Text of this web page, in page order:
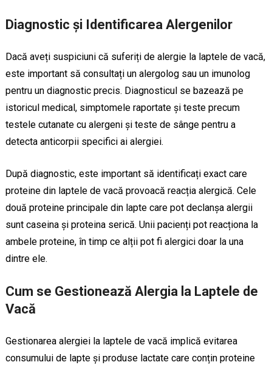
Diagnostic și Identificarea Alergenilor
Dacă aveți suspiciuni că suferiți de alergie la laptele de vacă,
este important să consultați un alergolog sau un imunolog
pentru un diagnostic precis. Diagnosticul se bazează pe
istoricul medical, simptomele raportate și teste precum
testele cutanate cu alergeni și teste de sânge pentru a
detecta anticorpii specifici ai alergiei.
După diagnostic, este important să identificați exact care
proteine din laptele de vacă provoacă reacția alergică. Cele
două proteine principale din lapte care pot declanșa alergii
sunt caseina și proteina serică. Unii pacienți pot reacționa la
ambele proteine, în timp ce alții pot fi alergici doar la una
dintre ele.
Cum se Gestionează Alergia la Laptele de
Vacă
Gestionarea alergiei la laptele de vacă implică evitarea
consumului de lapte și produse lactate care conțin proteine